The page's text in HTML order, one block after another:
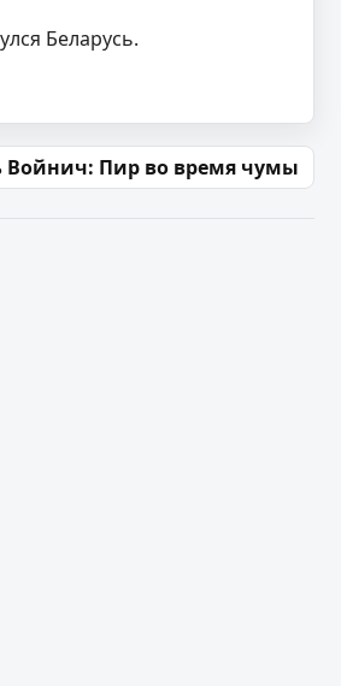
Беларусь.
Войнич: Пир во время чумы